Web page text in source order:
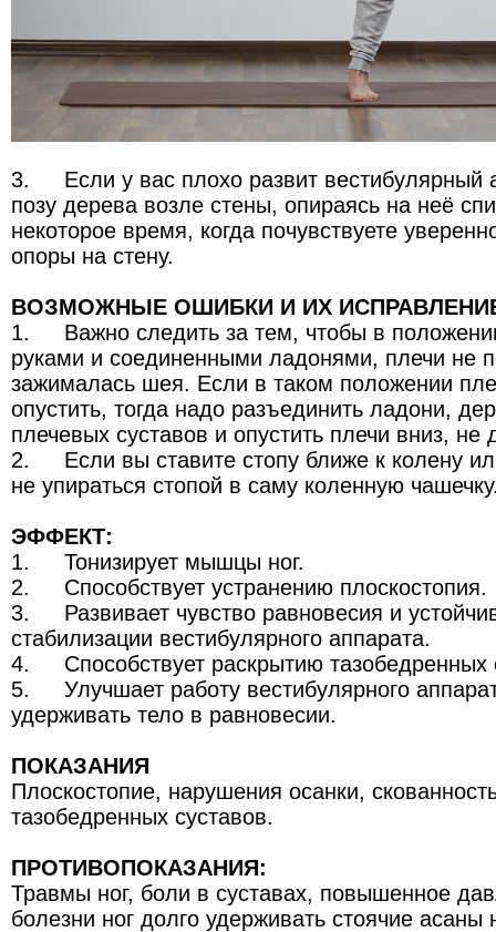
3.
Если у вас плохо развит вестибулярный
позу дерева возле стены, опираясь на неё
некоторое время, когда почувствуете
опоры на стену.
ВОЗМОЖНЫЕ ОШИБКИ И ИХ
1.
Важно следить за тем, чтобы в
руками и соединенными ладонями, плечи не
зажималась шея. Если в таком положении
опустить, тогда надо разъединить ладони,
плечевых суставов и опустить плечи вниз,
2.
Если вы ставите стопу ближе к колену
не упираться стопой в саму коленную
ЭФФЕКТ:
1.
Тонизирует мышцы ног.
2.
Способствует устранению плоскостопия.
3.
Развивает чувство равновесия и
стабилизации вестибулярного аппарата.
4.
Способствует раскрытию тазобедренных
5.
Улучшает работу вестибулярного
удерживать тело в равновесии.
ПОКАЗАНИЯ
Плоскостопие, нарушения осанки,
тазобедренных суставов.
ПРОТИВОПОКАЗАНИЯ:
Травмы ног, боли в суставах, повышенное
болезни ног долго удерживать стоячие асаны